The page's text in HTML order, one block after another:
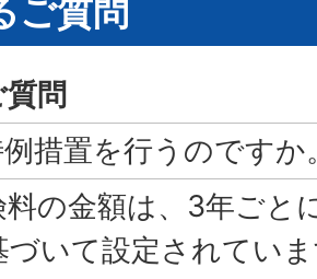
ご質問
問
措置を行うのですか
の金額は、3年ごと
づいて設定されてい